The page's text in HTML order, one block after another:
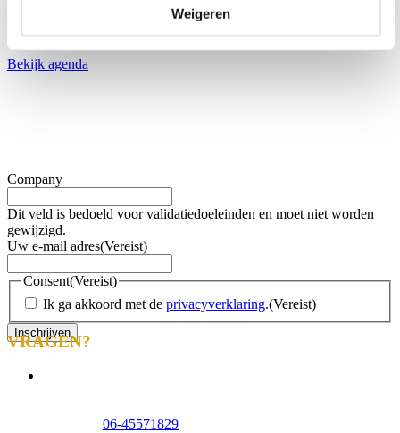
Weigeren
Bekijk tarieven
Bekijk agenda
Company
Dit veld is bedoeld voor validatiedoeleinden en moet niet worden
gewijzigd.
Uw e-mail adres(Vereist)
Consent(Vereist)
Ik ga akkoord met de privacyverklaring.(Vereist)
VRAGEN?
06-45571829